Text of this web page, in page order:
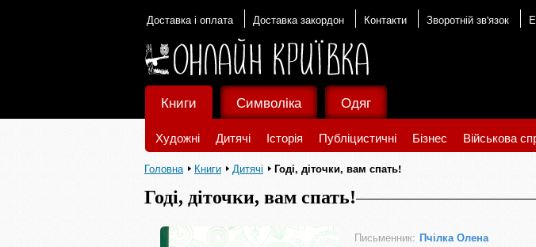
Доставка і оплата Доставка закордон Контакти Зворотній зв'язок
Книги
Художні Дитячі Історія Публіцистичні Бізнес Військова
Символіка Одяг
Головна Книги Дитячі Годі, діточки, вам спать!
Годі, діточки, вам спать!
Письменник: Пчілка Олена